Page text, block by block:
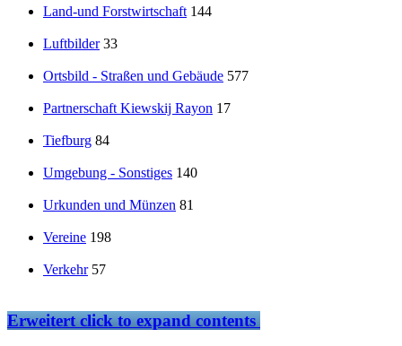
Land-und Forstwirtschaft 144
Luftbilder 33
Ortsbild - Straßen und Gebäude 577
Partnerschaft Kiewskij Rayon 17
Tiefburg 84
Umgebung - Sonstiges 140
Urkunden und Münzen 81
Vereine 198
Verkehr 57
Erweitertclick to expand contents